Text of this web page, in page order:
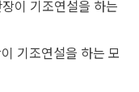
기조연설을 하는 모